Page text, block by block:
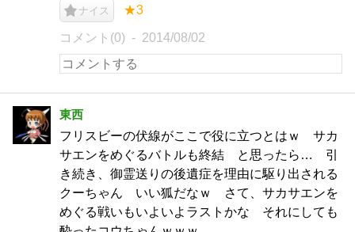
ナイス ★3
コメント(0) 2014/08/02
東西
フリスビーの伏線がここで役に立つとはｗ サカ
サエンをめぐるバトルも終結 と思ったら… 引
き続き、御霊送りの後遺症を理由に駆り出される
クーちゃん いい狐だなｗ さて、サカサエンを
めぐる戦いもいよいよラストかな それにしても